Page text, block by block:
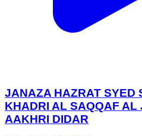
JANAZA HAZRAT SYED
KHADRI AL SAQQAF AL
AAKHRI DIDAR